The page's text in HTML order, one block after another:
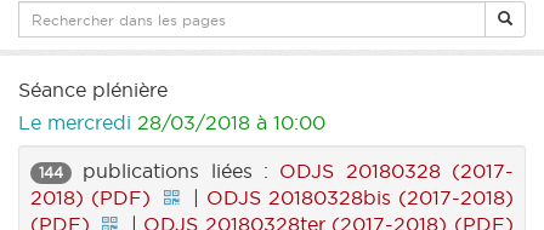
Séance plénière
Le mercredi 28/03/2018 à 10:00
144 publications liées : ODJS 20180328 (2017-
2018) (PDF)
| ODJS 20180328bis (2017-2018)
(PDF)
| ODJS 20180328ter (2017-2018) (PDF)